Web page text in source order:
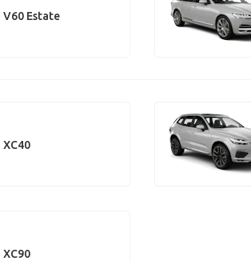
V60 Estate